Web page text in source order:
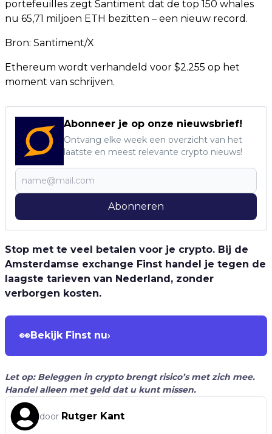
portefeuilles zegt Santiment dat de top 150 whales
nu 65,71 miljoen ETH bezitten – een nieuw record.
Bron: Santiment/X
Ethereum wordt verhandeld voor $2.255 op het
moment van schrijven.
Abonneer je op onze nieuwsbrief!
Ontvang elke week een overzicht van het
laatste en meest relevante crypto nieuws!
Abonneren
Stop met te veel betalen voor je crypto. Bij de
Amsterdamse exchange Finst handel je tegen de
laagste tarieven van Nederland, zonder
verborgen kosten.
👀Bekijk Finst nu›
Let op: Beleggen in crypto brengt risico’s met zich mee.
Handel alleen met geld dat u kunt missen.
door Rutger Kant